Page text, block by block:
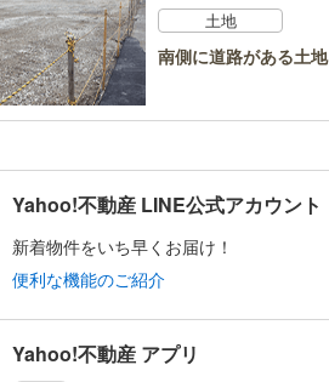
土地
南側に道路がある土地
Yahoo!不動産 LINE公式アカウント
新着物件をいち早くお届け！
便利な機能のご紹介
Yahoo!不動産 アプリ